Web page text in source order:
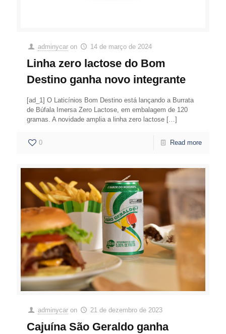
adminycar on 14 de março de 2024
Linha zero lactose do Bom
Destino ganha novo integrante
[ad_1] O Laticínios Bom Destino está lançando a Burrata
de Búfala Imersa Zero Lactose, em embalagem de 120
gramas. A novidade amplia a linha zero lactose […]
0 Read more
adminycar on 21 de dezembro de 2023
Cajuína São Geraldo ganha